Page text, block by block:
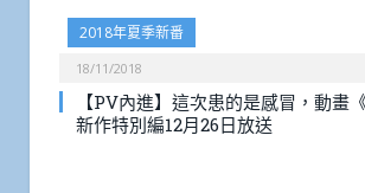
2018年夏季新番
18/11/2018
【PV內進】這次患的是感冒，動畫
新作特別編12月26日放送